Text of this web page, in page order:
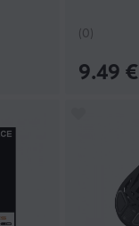
(0)
9.49 €